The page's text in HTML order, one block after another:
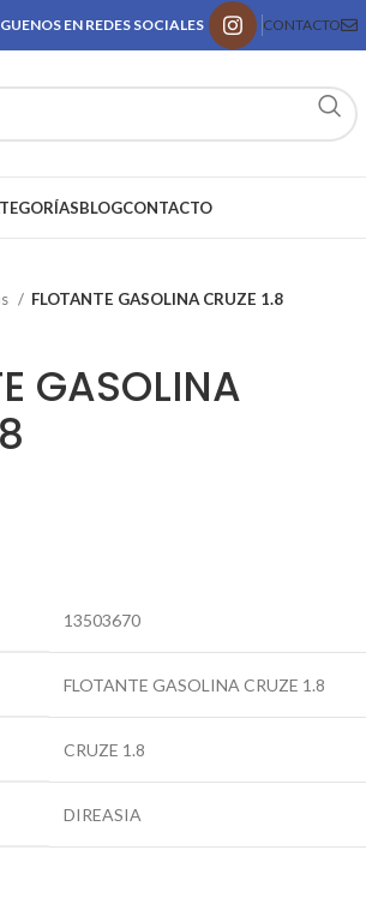
EN REDES SOCIALES CONTACTO
BLOGCONTACTO
FLOTANTE GASOLINA CRUZE 1.8
GASOLINA
13503670
FLOTANTE GASOLINA CRUZE 1.8
CRUZE 1.8
DIREASIA